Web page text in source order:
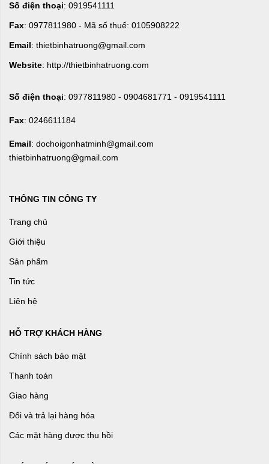
Số điện thoại: 0919541111
Fax: 0977811980 - Mã số thuế: 0105908222
Email: thietbinhatruong@gmail.com
Website: http://thietbinhatruong.com
Số điện thoại: 0977811980 - 0904681771 - 0919541111
Fax: 0246611184
Email: dochoigonhatminh@gmail.com
thietbinhatruong@gmail.com
THÔNG TIN CÔNG TY
Trang chủ
Giới thiệu
Sản phẩm
Tin tức
Liên hệ
HỖ TRỢ KHÁCH HÀNG
Chính sách bảo mật
Thanh toán
Giao hàng
Đổi và trả lại hàng hóa
Các mặt hàng được thu hồi